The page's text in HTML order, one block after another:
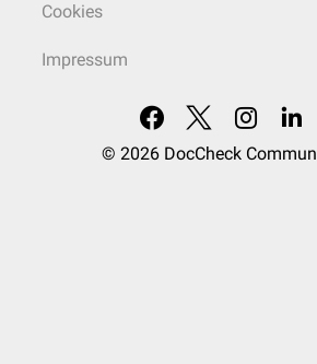
Cookies
Impressum
© 2026 DocCheck